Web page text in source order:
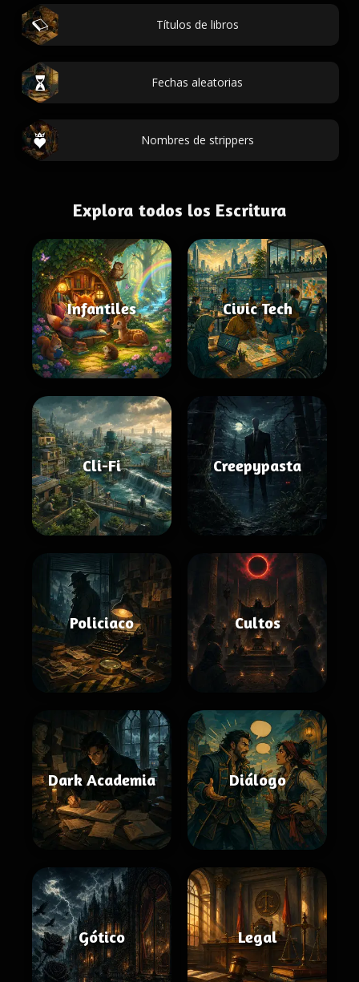
Títulos de libros
Fechas aleatorias
Nombres de strippers
Explora todos los Escritura
Infantiles Civic Tech
Cli-Fi Creepypasta
Policiaco Cultos
Dark Academia Diálogo
Gótico Legal